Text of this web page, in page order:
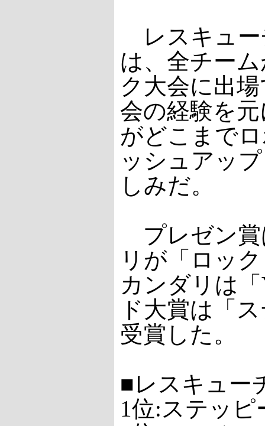
レスキュー
は、全チー
ク大会に出
会の経験を
がどこまで
ッシュアッ
しみだ。
プレゼン賞
リが「ロッ
カンダリは
ド大賞は「
受賞した。
■レスキュー
1位:ステッピ